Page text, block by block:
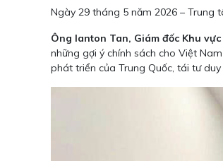
Ngày 29 tháng 5 năm 2026 – Trung
Ông Ianton Tan, Giám đốc Khu
những gợi ý chính sách cho Việt
phát triển của Trung Quốc, tái tư